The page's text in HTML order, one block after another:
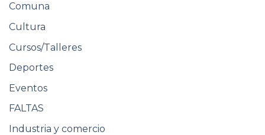
Comuna
Cultura
Cursos/Talleres
Deportes
Eventos
FALTAS
Industria y comercio